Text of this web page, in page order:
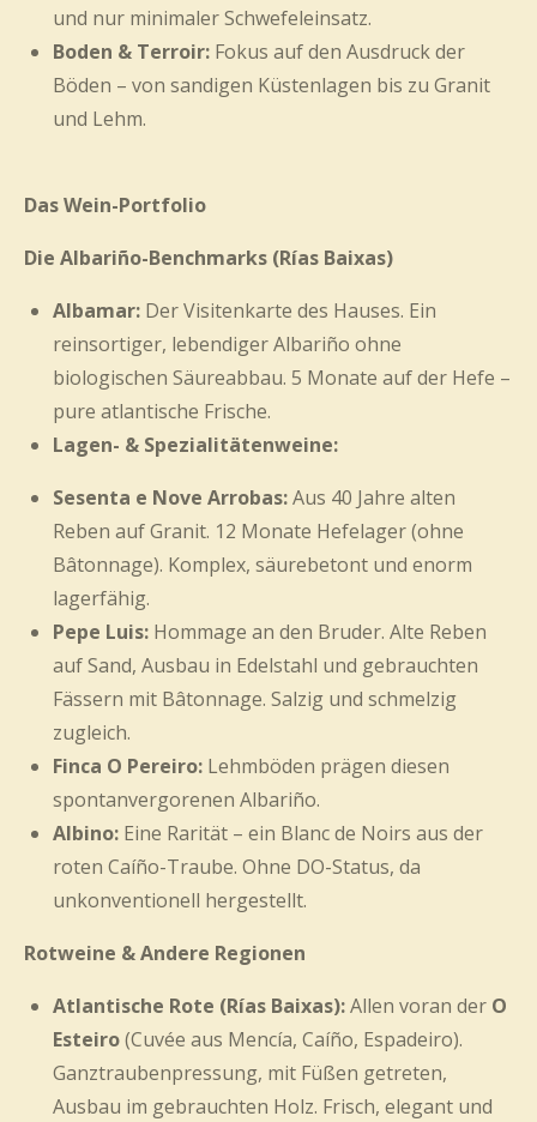
und nur minimaler Schwefeleinsatz.
Boden & Terroir: Fokus auf den Ausdruck der
Böden – von sandigen Küstenlagen bis zu Granit
und Lehm.
Das Wein-Portfolio
Die Albariño-Benchmarks (Rías Baixas)
Albamar: Der Visitenkarte des Hauses. Ein
reinsortiger, lebendiger Albariño ohne
biologischen Säureabbau. 5 Monate auf der Hefe –
pure atlantische Frische.
Lagen- & Spezialitätenweine:
Sesenta e Nove Arrobas:Aus 40 Jahre alten
Reben auf Granit. 12 Monate Hefelager (ohne
Bâtonnage). Komplex, säurebetont und enorm
lagerfähig.
Pepe Luis: Hommage an den Bruder. Alte Reben
auf Sand, Ausbau in Edelstahl und gebrauchten
Fässern mit Bâtonnage. Salzig und schmelzig
zugleich.
Finca O Pereiro: Lehmböden prägen diesen
spontanvergorenen Albariño.
Albino: Eine Rarität – ein Blanc de Noirs aus der
roten Caíño-Traube. Ohne DO-Status, da
unkonventionell hergestellt.
Rotweine & Andere Regionen
Atlantische Rote (Rías Baixas):Allen voran der O
Esteiro(Cuvée aus Mencía, Caíño, Espadeiro).
Ganztraubenpressung, mit Füßen getreten,
Ausbau im gebrauchten Holz. Frisch, elegant und